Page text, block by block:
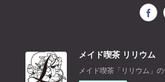
メイド喫茶 リリウム
メイド喫茶「リリウム」の